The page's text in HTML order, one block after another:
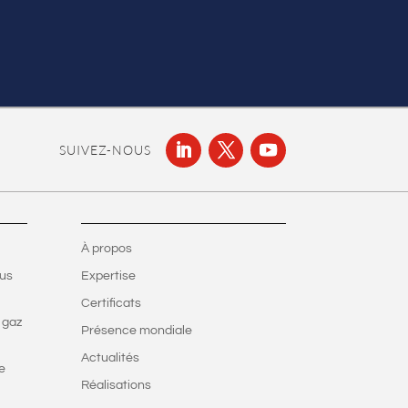
SUIVEZ-NOUS
À propos
Expertise
Certificats
Présence mondiale
Actualités
Réalisations